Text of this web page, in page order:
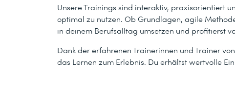
Unsere Trainings sind interaktiv, praxisorientiert
optimal zu nutzen. Ob Grundlagen, agile
in deinem Berufsalltag umsetzen und profitierst
Dank der erfahrenen Trainerinnen und Trainer
das Lernen zum Erlebnis. Du erhältst wertvolle